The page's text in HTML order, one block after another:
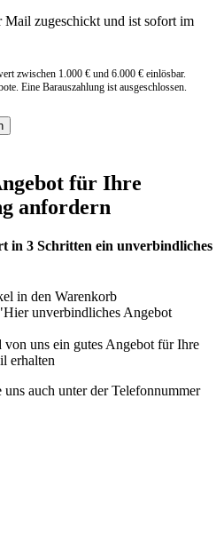
zugeschickt und ist sofort im
zwischen 1.000 € und 6.000 € einlösbar.
Eine Barauszahlung ist ausgeschlossen.
für Ihre
anfordern
in 3 Schritten ein unverbindliches
in den Warenkorb
unverbindliches Angebot
uns ein gutes Angebot für Ihre
erhalten
auch unter der Telefonnummer